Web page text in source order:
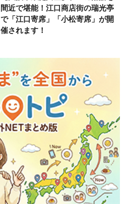
間近で堪能！江口商店街の瑞光亭
で「江口寄席」「小松寄席」が開
催されます！